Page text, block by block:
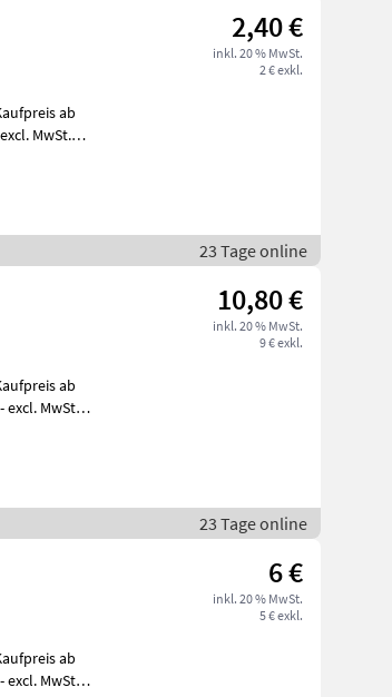
2,40 €
inkl. 20 % MwSt.
2 € exkl.
23 Tage online
10,80 €
inkl. 20 % MwSt.
9 € exkl.
23 Tage online
6 €
inkl. 20 % MwSt.
5 € exkl.